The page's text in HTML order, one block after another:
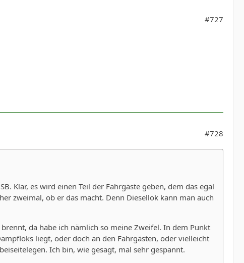
#727
#728
Klar, es wird einen Teil der Fahrgäste geben, dem das egal
zweimal, ob er das macht. Denn Diesellok kann man auch
da habe ich nämlich so meine Zweifel. In dem Punkt
liegt, oder doch an den Fahrgästen, oder vielleicht
Ich bin, wie gesagt, mal sehr gespannt.